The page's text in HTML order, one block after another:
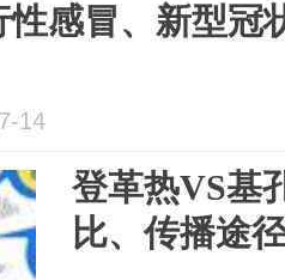
感冒、新型冠
14
登革热VS基
比、传播途